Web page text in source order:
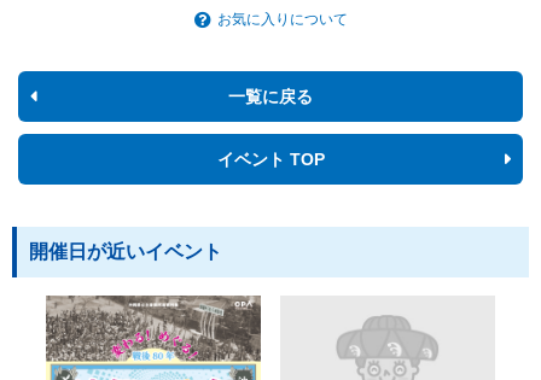
お気に入りについて
一覧に戻る
イベント TOP
開催日が近いイベント